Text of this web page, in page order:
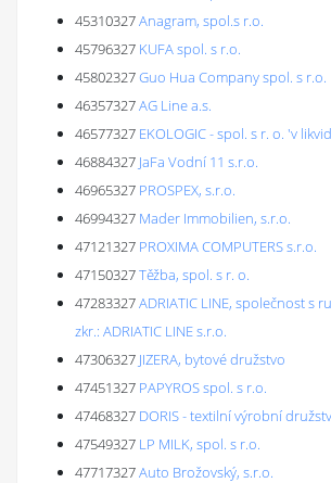
45310327Anagram, spol.s r.o.
45796327 KUFA spol. s r.o.
45802327Guo Hua Company spol. s r.o.
46357327AG Line a.s.
46577327 EKOLOGIC - spol. s r. o. 'v
46884327 JaFa Vodní 11 s.r.o.
46965327 PROSPEX, s.r.o.
46994327 Mader Immobilien, s.r.o.
47121327 PROXIMA COMPUTERS s.r.o.
47150327Těžba, spol. s r. o.
47283327ADRIATIC LINE, společnost s
zkr.: ADRIATIC LINE s.r.o.
47306327 JIZERA, bytové družstvo
47451327 PAPYROS spol. s r.o.
47468327 DORIS - textilní výrobní
47549327 LP MILK, spol. s r.o.
47717327Auto Brožovský, s.r.o.